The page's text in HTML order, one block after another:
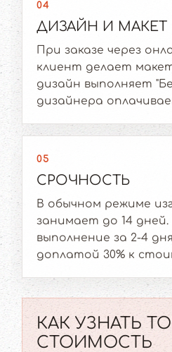
04
ДИЗАЙН И МАКЕТ
При заказе через
клиент делает
дизайн выполняет
дизайнера
05
СРОЧНОСТЬ
В обычном режиме
занимает до 14
выполнение за 2-4
доплатой 30% к
КАК УЗНАТЬ
СТОИМОСТЬ